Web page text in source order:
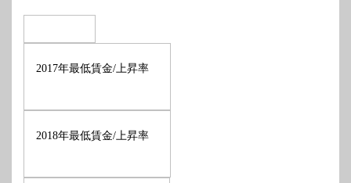
2017年最低賃金/ 上昇率
2018年最低賃金/ 上昇率